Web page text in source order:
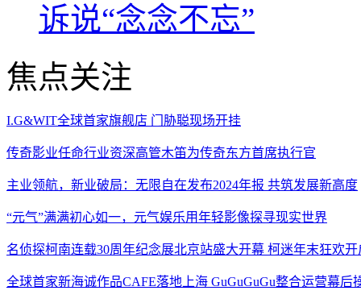
诉说“念念不忘”
焦点关注
I.G&WIT全球首家旗舰店 门胁聪现场开挂
传奇影业任命行业资深高管木笛为传奇东方首席执行官
主业领航，新业破局：无限自在发布2024年报 共筑发展新高度
“元气”满满初心如一，元气娱乐用年轻影像探寻现实世界
名侦探柯南连载30周年纪念展北京站盛大开幕 柯迷年末狂欢开
全球首家新海诚作品CAFE落地上海 GuGuGuGu整合运营幕后